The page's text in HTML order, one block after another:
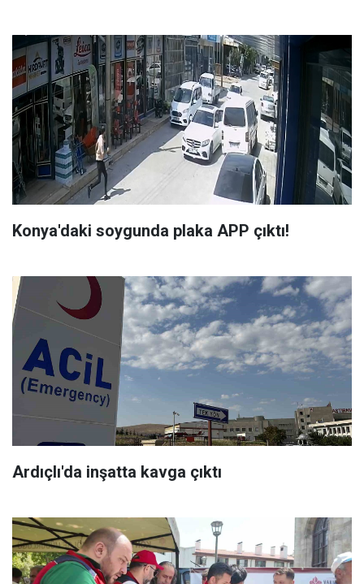
Konya'daki soygunda plaka APP çıktı!
Ardıçlı'da inşatta kavga çıktı